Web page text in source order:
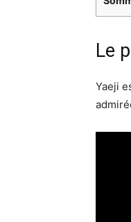
Le
Yaeji